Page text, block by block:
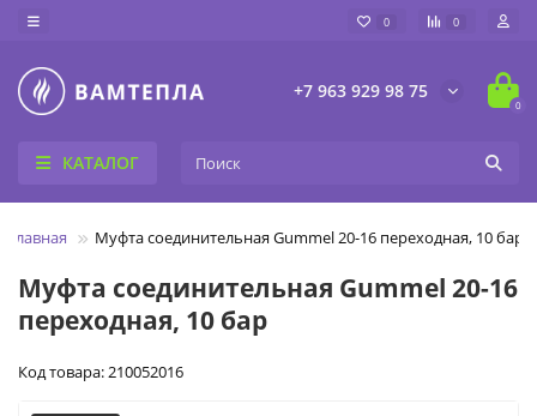
0 0
+7 963 929 98 75
0
КАТАЛОГ
Главная Муфта соединительная Gummel 20-16 переходная, 10 бар
Муфта соединительная Gummel 20-16
переходная, 10 бар
Код товара: 210052016